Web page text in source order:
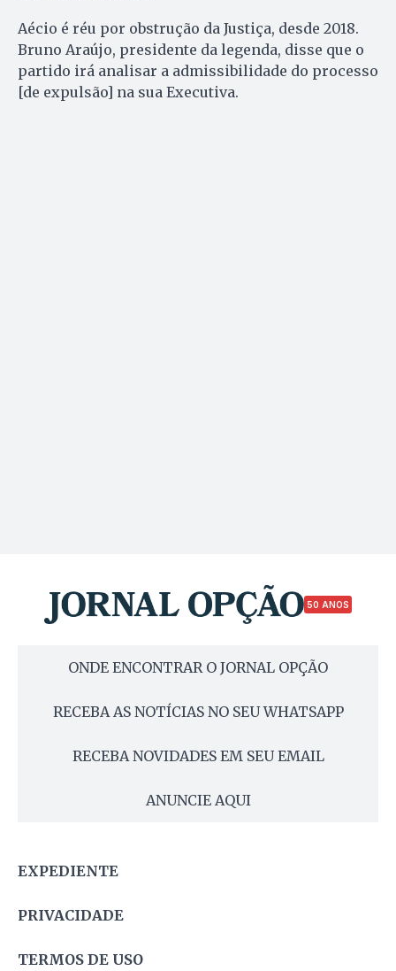
Aécio é réu por obstrução da Justiça, desde 2018.
Bruno Araújo, presidente da legenda, disse que o
partido irá analisar a admissibilidade do processo
[de expulsão] na sua Executiva.
50 ANOS
ONDE ENCONTRAR O JORNAL OPÇÃO
RECEBA AS NOTÍCIAS NO SEU WHATSAPP
RECEBA NOVIDADES EM SEU EMAIL
ANUNCIE AQUI
EXPEDIENTE
PRIVACIDADE
TERMOS DE USO